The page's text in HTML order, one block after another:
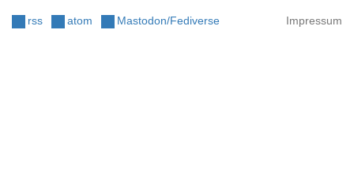
rss atom Mastodon/Fediverse Impressum